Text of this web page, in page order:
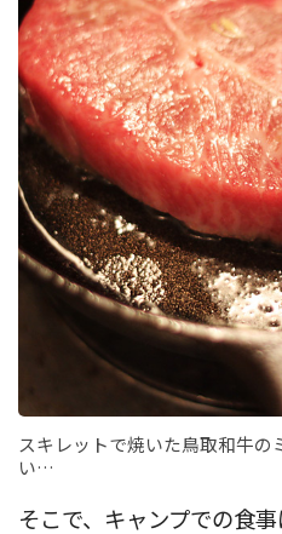
スキレットで焼いた鳥取和牛の
い…
そこで、キャンプでの食事